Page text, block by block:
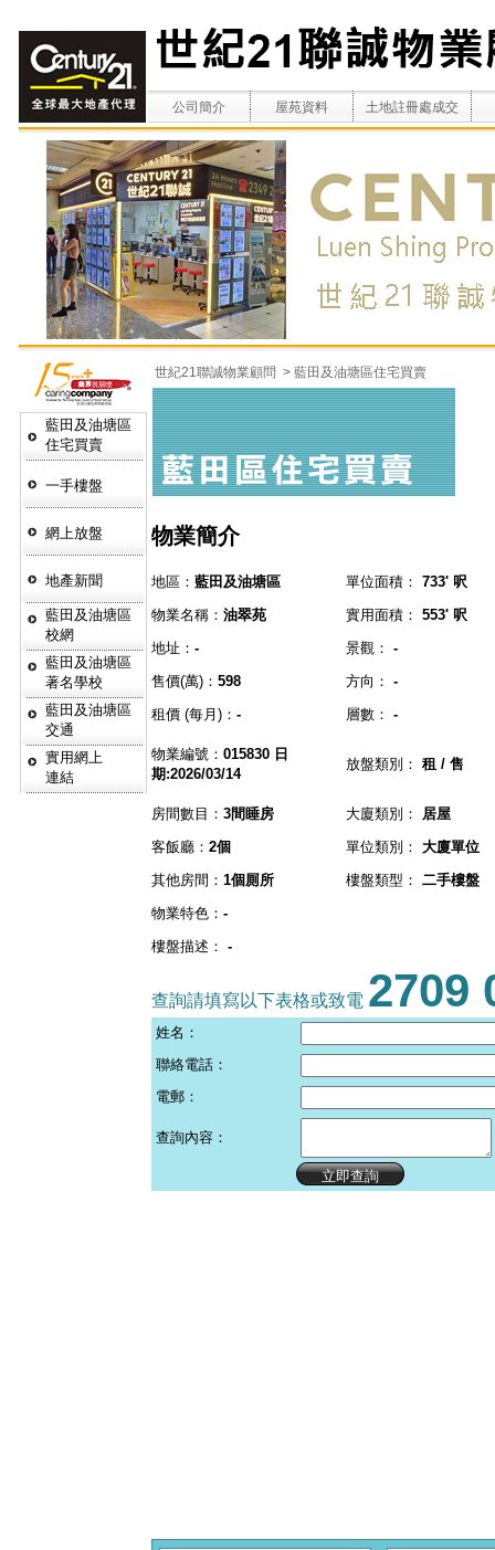
公司簡介 屋苑資料 土地註冊處成交
藍田及油塘區
住宅買賣
一手樓盤
網上放盤
地產新聞
藍田及油塘區
校網
藍田及油塘區
著名學校
藍田及油塘區
交通
實用網上
連結
世紀21聯誠物業顧問 > 藍田及油塘區住宅買賣
物業簡介
地區： 藍田及油塘區 單位面積： 733' 呎
物業名稱： 油翠苑 實用面積： 553' 呎
地址： - 景觀： -
售價(萬)： 598 方向： -
租價 (每月)： - 層數： -
物業編號： 015830 日
期:2026/03/14
放盤類別： 租 / 售
房間數目： 3間睡房 大廈類別： 居屋
客飯廳： 2個 單位類別： 大廈單位
其他房間： 1個厠所 樓盤類型： 二手樓盤
物業特色： -
樓盤描述： -
查詢請填寫以下表格或致電 2709
姓名：
聯絡電話：
電郵：
查詢內容：
立即查詢